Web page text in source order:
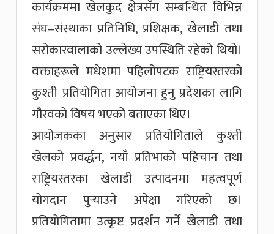
कार्यक्रममा खेलकुद क्षेत्रसँग सम्बन्धित विभिन्न
संघ–संस्थाका प्रतिनिधि, प्रशिक्षक, खेलाडी तथा
सरोकारवालाको उल्लेख्य उपस्थिति रहेको थियो।
वक्ताहरूले मधेशमा पहिलोपटक राष्ट्रियस्तरको
कुश्ती प्रतियोगिता आयोजना हुनु प्रदेशका लागि
गौरवको विषय भएको बताएका थिए।
आयोजकका अनुसार प्रतियोगिताले कुश्ती
खेलको प्रवर्द्धन, नयाँ प्रतिभाको पहिचान तथा
राष्ट्रियस्तरका खेलाडी उत्पादनमा महत्वपूर्ण
योगदान पुर्‍याउने अपेक्षा गरिएको छ।
प्रतियोगितामा उत्कृष्ट प्रदर्शन गर्ने खेलाडी तथा